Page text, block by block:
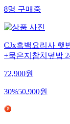
8명구매중
CJx흑백요리사 햇
+묵은지참치덮밥
72,900원
30%50,900원